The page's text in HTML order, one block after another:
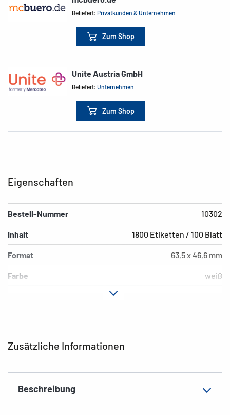
Beliefert:Privatkunden & Unternehmen
Zum Shop
Unite Austria GmbH
Beliefert:Unternehmen
Zum Shop
Zusätzliche Informationen
Beschreibung
Eigenschaften
Bestell-Nummer 10302
Inhalt 1800 Etiketten / 100 Blatt
Format 63,5 x 46,6 mm
Farbe weiß